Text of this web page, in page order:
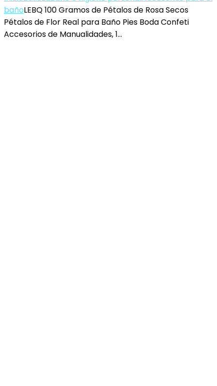
bañoLEBQ 100 Gramos de Pétalos de Rosa Secos
Pétalos de Flor Real para Baño Pies Boda Confeti
Accesorios de Manualidades, 1…